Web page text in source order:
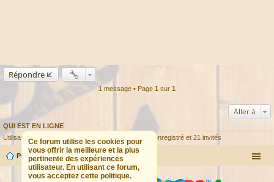
Répondre
1 message • Page 1 sur 1
Aller à
QUI EST EN LIGNE
Utilisateurs parcourant ce forum : Aucun utilisateur enregistré et 21 invités
Ce forum utilise les cookies pour
vous offrir la meilleure et la plus
pertinente des expériences
utilisateur. En utilisant ce forum,
vous acceptez cette politique.
Portail Forum